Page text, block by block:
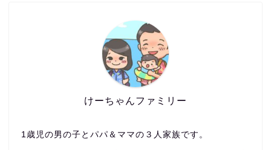
けーちゃんファミリー
1歳児の男の子とパパ＆ママの３人家族です。